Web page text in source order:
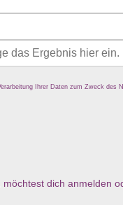
Ihrer Daten zum Zweck
dich anmelden